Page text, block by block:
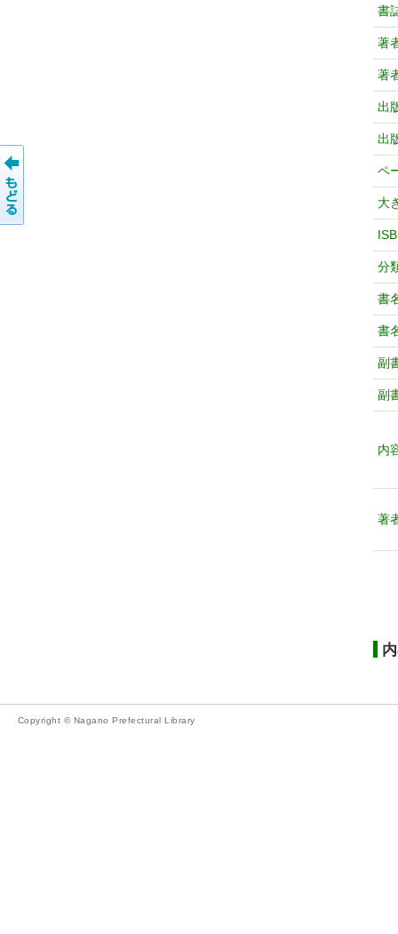
書
著
著
出
出
ペ
大
分
書
書
副
副
内
著
Copyright © Nagano Prefectural Library